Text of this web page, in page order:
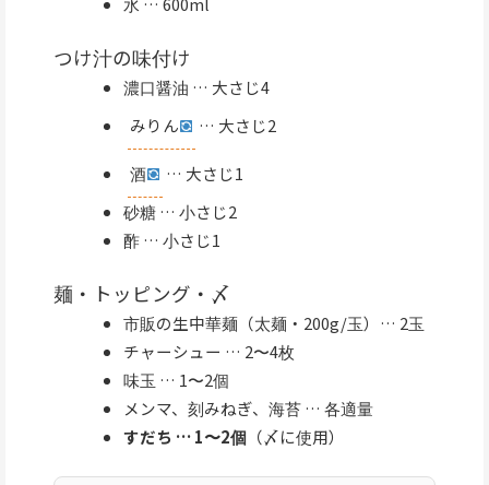
つけ汁の味付け
濃口醤油 … 大さじ4
みりん
… 大さじ2
酒
… 大さじ1
砂糖 … 小さじ2
酢 … 小さじ1
麺・トッピング・〆
市販の生中華麺（太麺・200g/玉）… 2玉
チャーシュー … 2〜4枚
味玉 … 1〜2個
メンマ、刻みねぎ、海苔 … 各適量
すだち … 1〜2個（〆に使用）